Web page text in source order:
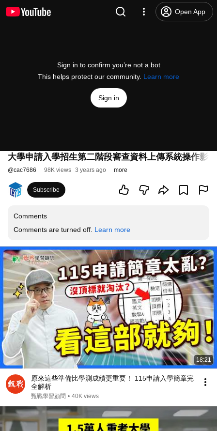
Open App
Sign in to confirm you’re not a bot
This helps protect our community. Learn more
Sign in
大學申請入學招生第二階段審查資料上傳系統操作影
@cac7686 98K views 3 years ago more
Subscribe
Comments
Comments are turned off. Learn more
18:21
原來這些準備比學測成績更重要！ 115申請入學簡章完
全解析
甄戰學習顧問 • 40K views